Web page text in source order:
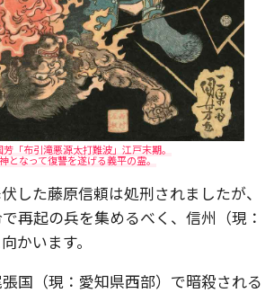
「布引滝悪源太打難波」江戸末期。
となって復讐を遂げる義平の霊。
した藤原信頼は処刑されましたが、
再起の兵を集めるべく、信州（現：
かいます。
国（現：愛知県西部）で暗殺される